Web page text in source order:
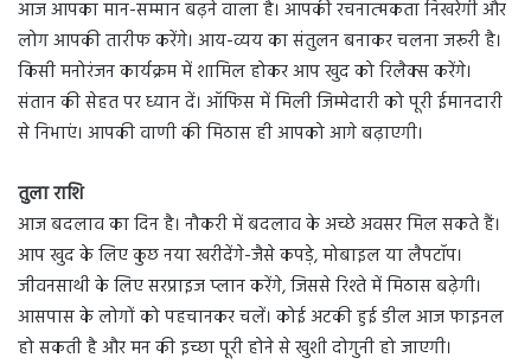
आज आपका मान-सम्मान बढ़ने वाला है। आपकी रचनात्मकता निखरेगी और
लोग आपकी तारीफ करेंगे। आय-व्यय का संतुलन बनाकर चलना जरूरी है।
किसी मनोरंजन कार्यक्रम में शामिल होकर आप खुद को रिलैक्स करेंगे।
संतान की सेहत पर ध्यान दें। ऑफिस में मिली जिम्मेदारी को पूरी ईमानदारी
से निभाएं। आपकी वाणी की मिठास ही आपको आगे बढ़ाएगी।
तुला राशि
आज बदलाव का दिन है। नौकरी में बदलाव के अच्छे अवसर मिल सकते हैं।
आप खुद के लिए कुछ नया खरीदेंगे-जैसे कपड़े, मोबाइल या लैपटॉप।
जीवनसाथी के लिए सरप्राइज प्लान करेंगे, जिससे रिश्ते में मिठास बढ़ेगी।
आसपास के लोगों को पहचानकर चलें। कोई अटकी हुई डील आज फाइनल
हो सकती है और मन की इच्छा पूरी होने से खुशी दोगुनी हो जाएगी।